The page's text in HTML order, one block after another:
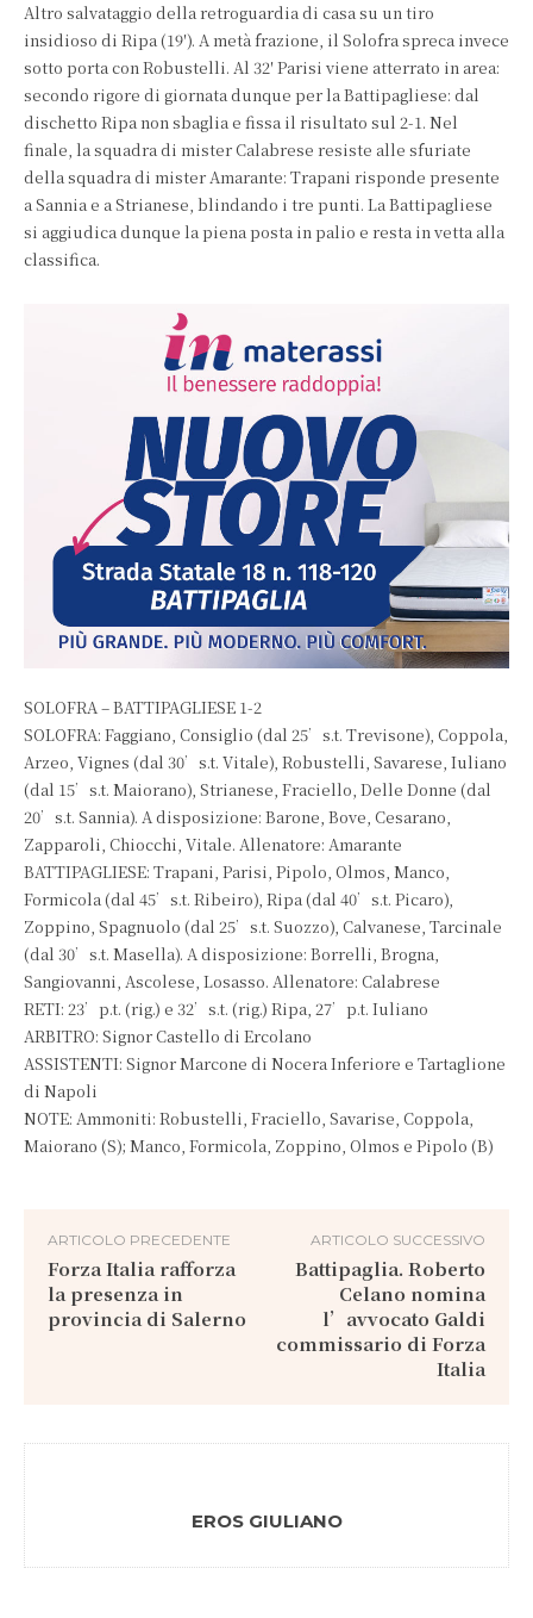
Altro salvataggio della retroguardia di casa su un tiro
insidioso di Ripa (19′). A metà frazione, il Solofra spreca invece
sotto porta con Robustelli. Al 32′ Parisi viene atterrato in area:
secondo rigore di giornata dunque per la Battipagliese: dal
dischetto Ripa non sbaglia e fissa il risultato sul 2-1. Nel
finale, la squadra di mister Calabrese resiste alle sfuriate
della squadra di mister Amarante: Trapani risponde presente
a Sannia e a Strianese, blindando i tre punti. La Battipagliese
si aggiudica dunque la piena posta in palio e resta in vetta alla
classifica.
SOLOFRA – BATTIPAGLIESE 1-2
SOLOFRA: Faggiano, Consiglio (dal 25’s.t. Trevisone), Coppola,
Arzeo, Vignes (dal 30’s.t. Vitale), Robustelli, Savarese, Iuliano
(dal 15’s.t. Maiorano), Strianese, Fraciello, Delle Donne (dal
20’s.t. Sannia). A disposizione: Barone, Bove, Cesarano,
Zapparoli, Chiocchi, Vitale. Allenatore: Amarante
BATTIPAGLIESE: Trapani, Parisi, Pipolo, Olmos, Manco,
Formicola (dal 45’s.t. Ribeiro), Ripa (dal 40’s.t. Picaro),
Zoppino, Spagnuolo (dal 25’s.t. Suozzo), Calvanese, Tarcinale
(dal 30’s.t. Masella). A disposizione: Borrelli, Brogna,
Sangiovanni, Ascolese, Losasso. Allenatore: Calabrese
RETI: 23’p.t. (rig.) e 32’s.t. (rig.) Ripa, 27’p.t. Iuliano
ARBITRO: Signor Castello di Ercolano
ASSISTENTI: Signor Marcone di Nocera Inferiore e Tartaglione
di Napoli
NOTE: Ammoniti: Robustelli, Fraciello, Savarise, Coppola,
Maiorano (S); Manco, Formicola, Zoppino, Olmos e Pipolo (B)
ARTICOLO PRECEDENTE
Forza Italia rafforza
la presenza in
provincia di Salerno
ARTICOLO SUCCESSIVO
Battipaglia. Roberto
Celano nomina
l’avvocato Galdi
commissario di Forza
Italia
EROS GIULIANO